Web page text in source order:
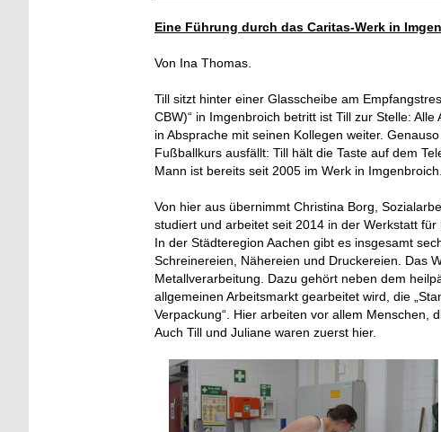
Eine Führung durch das Caritas-Werk in
Von Ina Thomas.
Till sitzt hinter einer Glasscheibe am
CBW)“ in Imgenbroich betritt ist Till zur Stelle:
in Absprache mit seinen Kollegen weiter.
Fußballkurs ausfällt: Till hält die Taste auf dem
Mann ist bereits seit 2005 im Werk in
Von hier aus übernimmt Christina Borg,
studiert und arbeitet seit 2014 in der Werkstatt für
In der Städteregion Aachen gibt es insgesamt
Schreinereien, Nähereien und Druckereien. Das
Metallverarbeitung. Dazu gehört neben dem
allgemeinen Arbeitsmarkt gearbeitet wird, die
Verpackung“. Hier arbeiten vor allem Menschen,
Auch Till und Juliane waren zuerst hier.